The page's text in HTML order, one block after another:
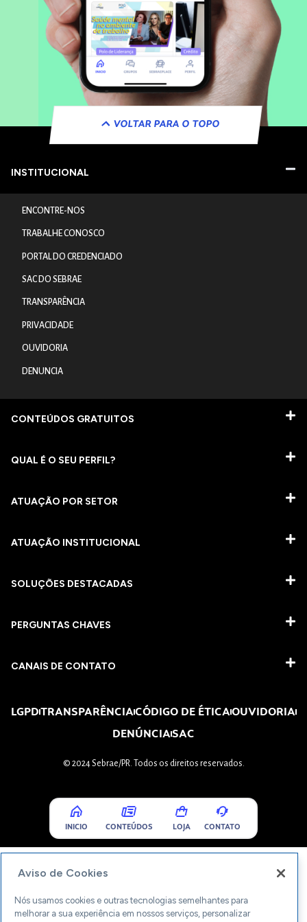
VOLTAR PARA O TOPO
INSTITUCIONAL
ENCONTRE-NOS
TRABALHE CONOSCO
PORTAL DO CREDENCIADO
SAC DO SEBRAE
TRANSPARÊNCIA
PRIVACIDADE
OUVIDORIA
DENUNCIA
CONTEÚDOS GRATUITOS
QUAL É O SEU PERFIL?
ATUAÇÃO POR SETOR
ATUAÇÃO INSTITUCIONAL
SOLUÇÕES DESTACADAS
PERGUNTAS CHAVES​
CANAIS DE CONTATO
LGPDTRANSPARÊNCIACÓDIGO DE ÉTICAOUVIDORIA
DENÚNCIASAC
© 2024 Sebrae/PR. Todos os direitos reservados.
INICIO CONTEÚDOS LOJA CONTATO
Aviso de Cookies
Nós usamos cookies e outras tecnologias semelhantes para
melhorar a sua experiência em nossos serviços, personalizar